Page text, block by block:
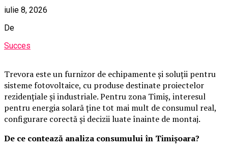
iulie 8, 2026
De
Succes
Trevora este un furnizor de echipamente și soluții pentru
sisteme fotovoltaice, cu produse destinate proiectelor
rezidențiale și industriale. Pentru zona Timiș, interesul
pentru energia solară ține tot mai mult de consumul real,
configurare corectă și decizii luate înainte de montaj.
De ce contează analiza consumului în Timișoara?